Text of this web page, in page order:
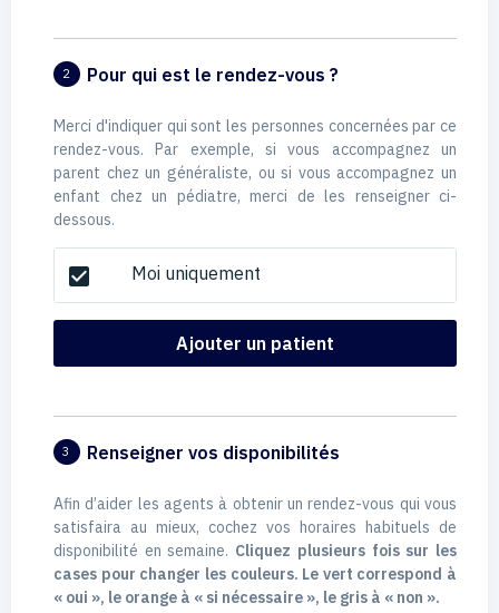
2 Pour qui est le rendez-vous ?
Merci d'indiquer qui sont les personnes concernées par ce
rendez-vous. Par exemple, si vous accompagnez un
parent chez un généraliste, ou si vous accompagnez un
enfant chez un pédiatre, merci de les renseigner ci-
dessous.
check_box Moi uniquement
Ajouter un patient
3 Renseigner vos disponibilités
Afin d’aider les agents à obtenir un rendez-vous qui vous
satisfaira au mieux, cochez vos horaires habituels de
disponibilité en semaine. Cliquez plusieurs fois sur les
cases pour changer les couleurs. Le vert correspond à
« oui », le orange à « si nécessaire », le gris à « non ».